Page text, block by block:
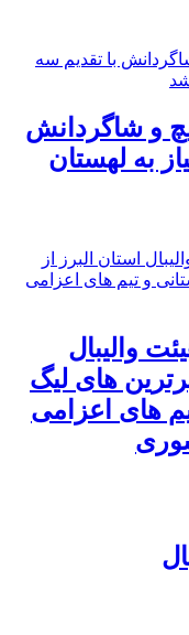
و شاگردانش
به لهستان
والیبال
های لیگ
های اعزامی